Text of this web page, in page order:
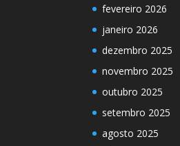
fevereiro 2026
janeiro 2026
dezembro 2025
novembro 2025
outubro 2025
setembro 2025
agosto 2025